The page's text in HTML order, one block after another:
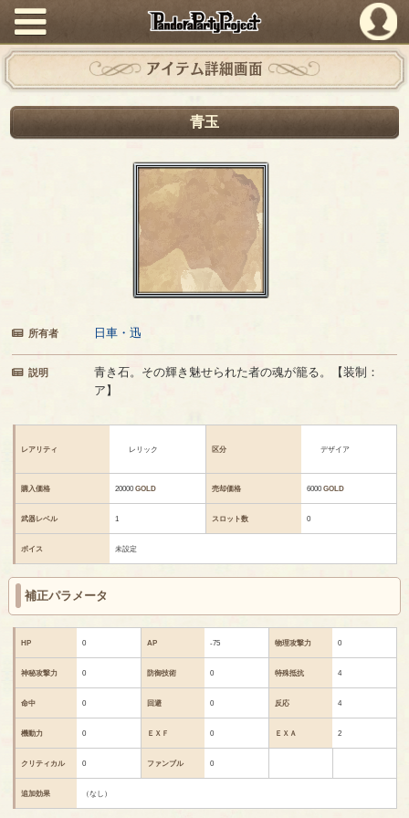
PandoraPartyProject
アイテム詳細画面
青玉
所有者 日車・迅
説明
青き石。その輝き魅せられた者の魂が籠る。【装制：
ア】
レアリティ レリック 区分 デザイア
購入価格 20000GOLD 売却価格 6000GOLD
武器レベル 1 スロット数 0
ボイス 未設定
補正パラメータ
HP 0 AP -75 物理攻撃力 0
神秘攻撃力 0 防御技術 0 特殊抵抗 4
命中 0 回避 0 反応 4
機動力 0 ＥＸＦ 0 ＥＸＡ 2
クリティカル 0 ファンブル 0
追加効果 （なし）